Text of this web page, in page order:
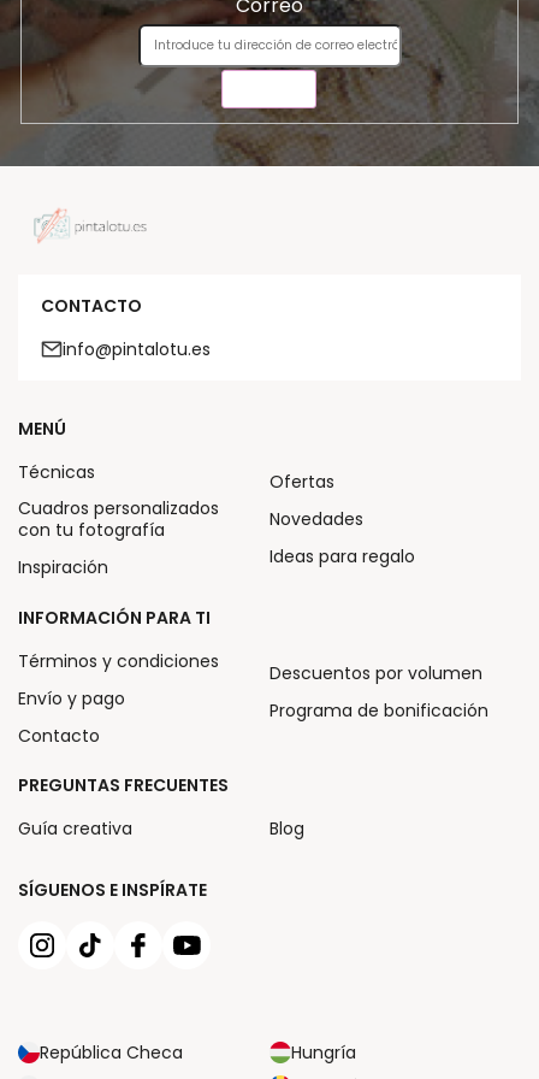
CONTACTO
info@pintalotu.es
SÍGUENOS E INSPÍRATE
República Checa
Hungría
MENÚ
Técnicas
Cuadros personalizados
con tu fotografía
Inspiración
Ofertas
Novedades
Ideas para regalo
INFORMACIÓN PARA TI
Términos y condiciones
Envío y pago
Contacto
Descuentos por volumen
Programa de bonificación
PREGUNTAS FRECUENTES
Guía creativa
Blog